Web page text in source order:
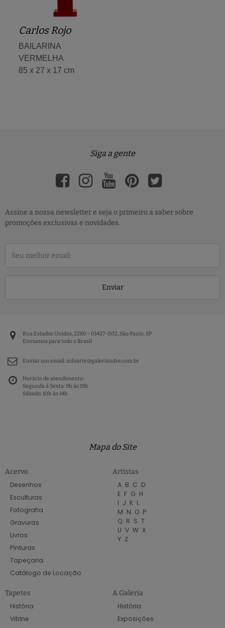
Carlos Rojo
BAILARINA
VERMELHA
85 x 27 x 17 cm
Siga a gente
Assine a nossa newsletter e seja o primeiro a saber sobre
promoções exclusivas e novidades.
Enviar
Rua Estados Unidos, 2280 - 01427-002, São Paulo, SP
Enviamos para todo o Brasil
Enviar um email:infoarte@galeriandre.com.br
Horário de atendimento:
Segunda à Sexta: 9h às 19h
Sábado: 10h às 14h
Mapa do Site
Acervo
Desenhos
Esculturas
Fotografia
Gravuras
Livros
Pinturas
Tapeçaria
Catálogo de Locação
Artistas
A B C D
E F G H
I J K L
M N O P
Q R S T
U V W X
Y Z
Tapetes
História
Vitrine
A Galeria
História
Exposições